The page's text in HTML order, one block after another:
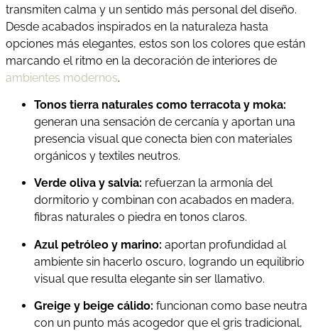
transmiten calma y un sentido más personal del diseño.
Desde acabados inspirados en la naturaleza hasta
opciones más elegantes, estos son los colores que están
marcando el ritmo en la decoración de interiores de
ambientes modernos.
Tonos tierra naturales como terracota y moka:
generan una sensación de cercanía y aportan una
presencia visual que conecta bien con materiales
orgánicos y textiles neutros.
Verde oliva y salvia: refuerzan la armonía del
dormitorio y combinan con acabados en madera,
fibras naturales o piedra en tonos claros.
Azul petróleo y marino: aportan profundidad al
ambiente sin hacerlo oscuro, logrando un equilibrio
visual que resulta elegante sin ser llamativo.
Greige y beige cálido: funcionan como base neutra
con un punto más acogedor que el gris tradicional,